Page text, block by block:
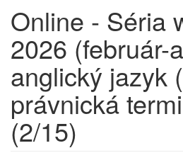
Online - Séria
2026 (február-
anglický jazyk
právnická
(2/15)